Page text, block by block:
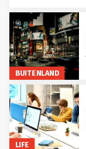
BUITENLAND
LIFE